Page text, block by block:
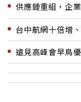
供應鏈重組，企
台中航網十倍增
遠見高峰會早鳥